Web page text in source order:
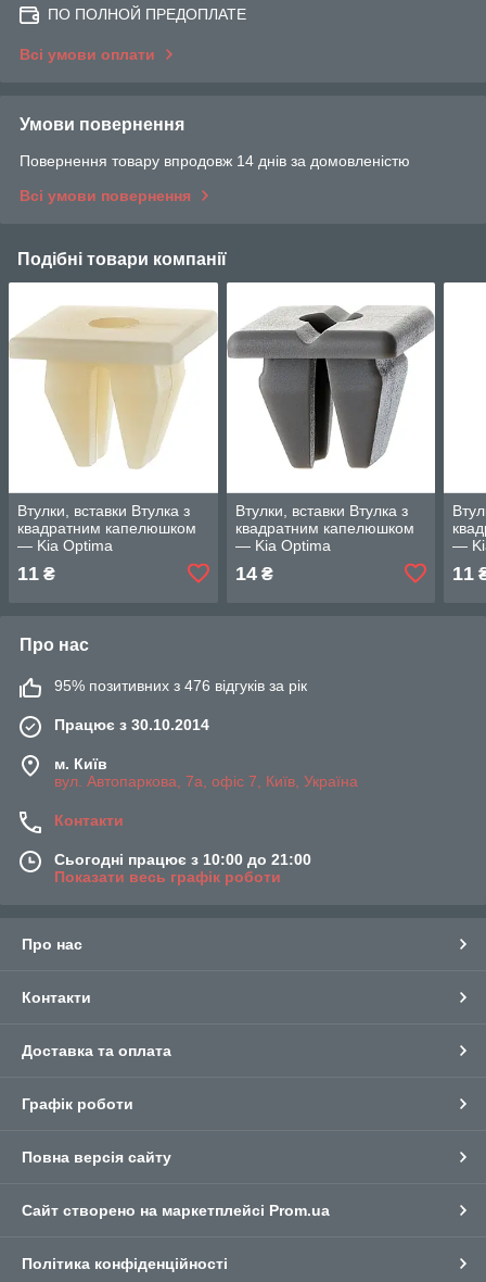
ПО ПОЛНОЙ ПРЕДОПЛАТЕ
Всі умови оплати
Умови повернення
Повернення товару впродовж 14 днів за домовленістю
Всі умови повернення
Подібні товари компанії
Втулки, вставки Втулка з
квадратним капелюшком
— Kia Optima
11 ₴
Втулки, вставки Втулка з
квадратним капелюшком
— Kia Optima
14₴
—
11
Про нас
95% позитивних з 476 відгуків за рік
Працює з 30.10.2014
м. Київ
вул. Автопаркова, 7а, офіс 7, Київ, Україна
Контакти
Сьогодні працює з 10:00 до 21:00
Показати весь графік роботи
Про нас
Контакти
Доставка та оплата
Графік роботи
Повна версія сайту
Сайт створено на маркетплейсі Prom.ua
Політика конфіденційності